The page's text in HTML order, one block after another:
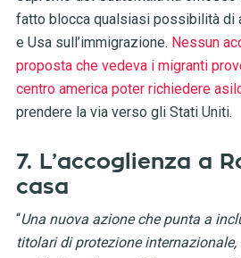
fatto blocca qualsiasi possibilità di
e Usa sull’immigrazione. Nessun
proposta che vedeva i migranti
centro america poter richiedere
prendere la via verso gli Stati Uniti.
7. L’accoglienza a
casa
“Una nuova azione che punta a
titolari di protezione